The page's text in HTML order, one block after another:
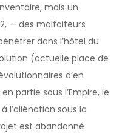
mais un
— des malfaiteurs
dans l’hôtel du
(actuelle place de
d’en
partie sous l’Empire, le
l’aliénation sous la
est abandonné